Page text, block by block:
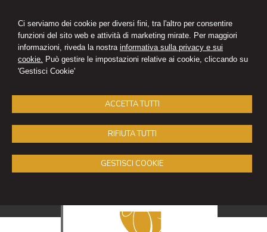
Ci serviamo dei cookie per diversi fini, tra l'altro per consentire
funzioni del sito web e attività di marketing mirate. Per maggiori
informazioni, riveda la nostra informativa sulla privacy e sui
cookie. Può gestire le impostazioni relative ai cookie, cliccando su
'Gestisci Cookie'
ACCETTA TUTTI
RIFIUTA TUTTI
GESTISCI COOKIE